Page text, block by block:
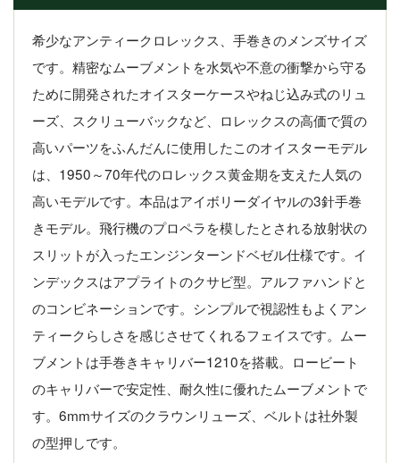
希少なアンティークロレックス、手巻きのメンズサイズ
です。精密なムーブメントを水気や不意の衝撃から守る
ために開発されたオイスターケースやねじ込み式のリュ
ーズ、スクリューバックなど、ロレックスの高価で質の
高いパーツをふんだんに使用したこのオイスターモデル
は、1950～70年代のロレックス黄金期を支えた人気の
高いモデルです。本品はアイボリーダイヤルの3針手巻
きモデル。飛行機のプロペラを模したとされる放射状の
スリットが入ったエンジンターンドベゼル仕様です。イ
ンデックスはアプライトのクサビ型。アルファハンドと
のコンビネーションです。シンプルで視認性もよくアン
ティークらしさを感じさせてくれるフェイスです。ムー
ブメントは手巻きキャリバー1210を搭載。ロービート
のキャリバーで安定性、耐久性に優れたムーブメントで
す。6mmサイズのクラウンリューズ、ベルトは社外製
の型押しです。